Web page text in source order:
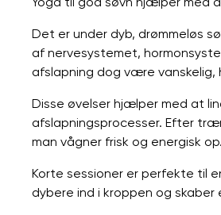
Det er under dyb, drømmeløs
af ​​nervesystemet,
afslapning dog være
Disse øvelser hjælper med at
afslapningsprocesser. Efter
man vågner frisk og energisk op.
Korte sessioner er perfekte til
dybere ind i kroppen og